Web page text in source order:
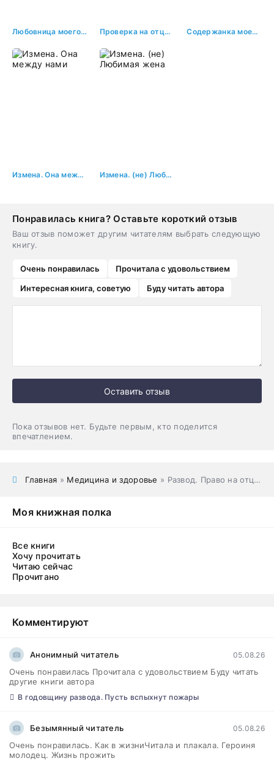
Любовница моего мужа Проверка на отцовство Содержанка моего мужа
Измена. Она между нами Измена. (не) Любимая жена
Понравилась книга? Оставьте короткий отзыв
Ваш отзыв поможет другим читателям выбрать следующую
книгу.
Очень понравилась
Прочитала с удовольствием
Интересная книга, советую
Буду читать автора
Оставить отзыв
Пока отзывов нет. Будьте первым, кто поделится
впечатлением.
Главная » Медицина и здоровье » Развод. Право на отцовство
Моя книжная полка
Все книги
Хочу прочитать
Читаю сейчас
Прочитано
Комментируют
Анонимный читатель 05.08.26
Очень понравилась Прочитала с удовольствием Буду читать
другие книги автора
В годовщину развода. Пусть вспыхнут пожары
Безымянный читатель 05.08.26
Очень понравилась. Как в жизниЧитала и плакала. Героиня
молодец. Жизнь прожить